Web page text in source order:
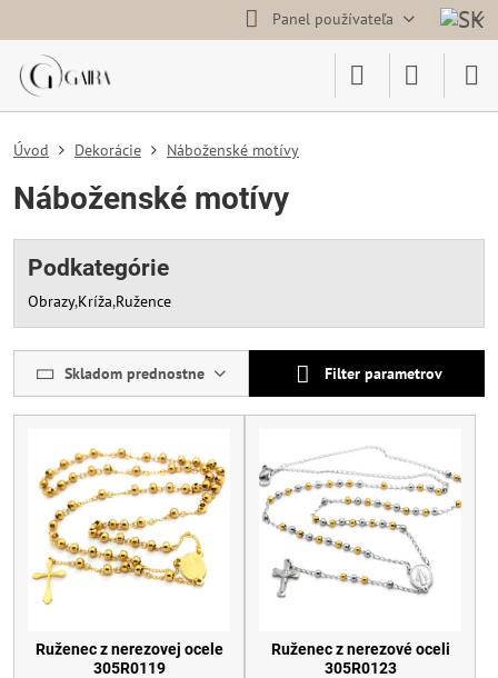
Panel používateľa
Úvod Dekorácie Náboženské motívy
Náboženské motívy
Podkategórie
Obrazy Kríža Ružence
Skladom prednostne Filter parametrov
Ruženec z nerezovej ocele
305R0119
Ruženec z nerezové oceli
305R0123